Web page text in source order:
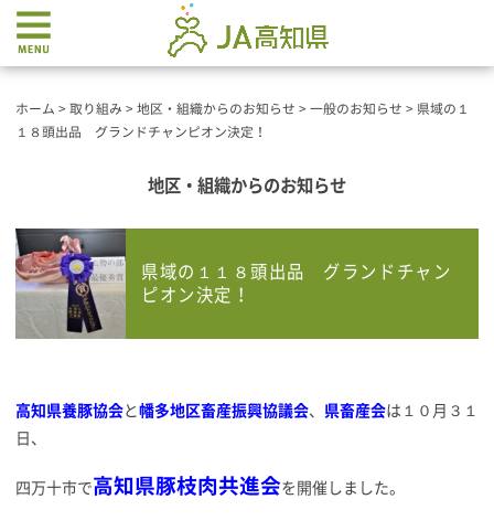
ホーム > 取り組み > 地区・組織からのお知らせ > 一般のお知らせ > 県域の１
１８頭出品 グランドチャンピオン決定！
地区・組織からのお知らせ
県域の１１８頭出品 グランドチャン
ピオン決定！
高知県養豚協会と 幡多地区畜産振興協議会、 県畜産会は１０月３１
日、
四万十市で高知 県豚枝肉共進会を開催しました。